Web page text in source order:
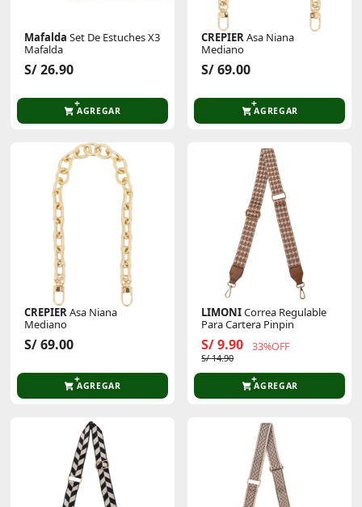
Mafalda Set De Estuches X3
Mafalda
S/ 26.90
AGREGAR
CREPIERAsa Niana
Mediano
S/ 69.00
AGREGAR
CREPIERAsa Niana
Mediano
S/ 69.00
AGREGAR
LIMONICorrea Regulable
Para Cartera Pinpin
S/ 9.90 33%OFF
S/ 14.90
AGREGAR